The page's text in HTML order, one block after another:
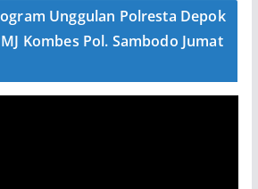
Unggulan Polresta Depok
Kombes Pol. Sambodo Jumat